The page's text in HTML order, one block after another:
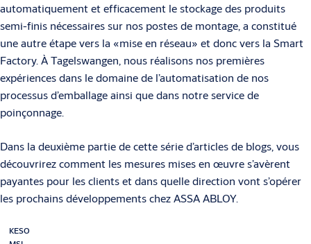
automatiquement et efficacement le stockage des produits
semi-finis nécessaires sur nos postes de montage, a constitué
une autre étape vers la «mise en réseau» et donc vers la Smart
Factory. À Tagelswangen, nous réalisons nos premières
expériences dans le domaine de l’automatisation de nos
processus d’emballage ainsi que dans notre service de
poinçonnage.
Dans la deuxième partie de cette série d’articles de blogs, vous
découvrirez comment les mesures mises en œuvre s’avèrent
payantes pour les clients et dans quelle direction vont s’opérer
les prochains développements chez ASSA ABLOY.
KESO